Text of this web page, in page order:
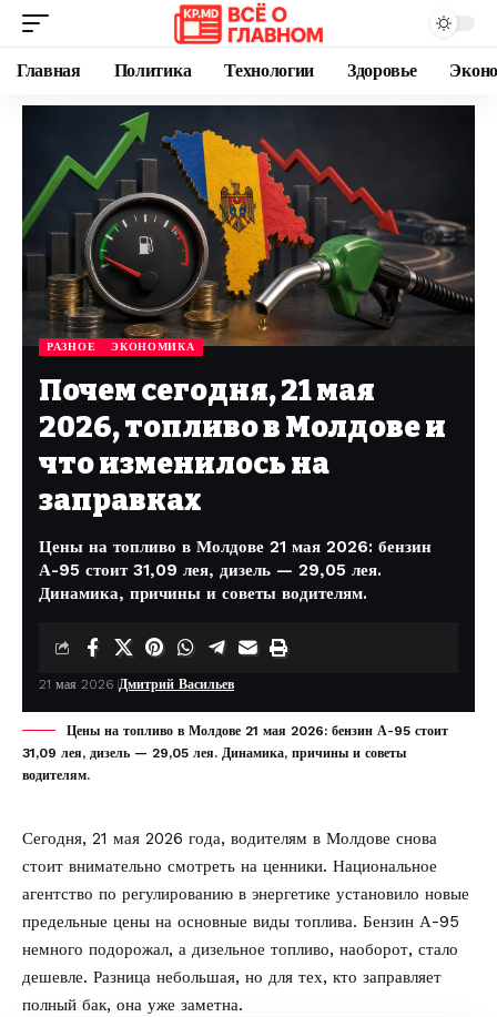
Главная Политика Технологии Здоровье
РАЗНОЕ ЭКОНОМИКА
Почем сегодня, 21 мая
2026, топливо в Молдове и
что изменилось на
заправках
Цены на топливо в Молдове 21 мая 2026: бензин
А-95 стоит 31,09 лея, дизель — 29,05 лея.
Динамика, причины и советы водителям.
21 мая 2026 Дмитрий Васильев
Цены на топливо в Молдове 21 мая 2026: бензин А-95 стоит
31,09 лея, дизель — 29,05 лея. Динамика, причины и советы
водителям.
Сегодня, 21 мая 2026 года, водителям в Молдове снова
стоит внимательно смотреть на ценники. Национальное
агентство по регулированию в энергетике установило новые
предельные цены на основные виды топлива. Бензин А-95
немного подорожал, а дизельное топливо, наоборот, стало
дешевле. Разница небольшая, но для тех, кто заправляет
полный бак, она уже заметна.